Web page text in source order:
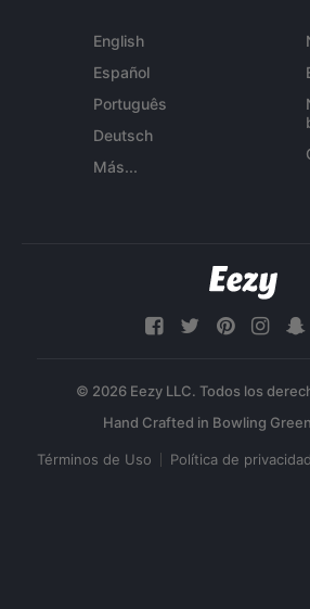
English
Español
Português
Deutsch
Más...
© 2026 Eezy LLC. Todos los
Términos de Uso Política de privacidad